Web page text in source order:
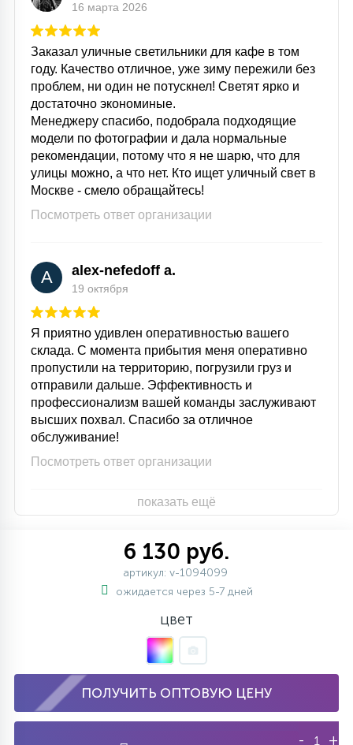
16 марта 2026
Заказал уличные светильники для кафе в том
году. Качество отличное, уже зиму пережили без
проблем, ни один не потускнел! Светят ярко и
достаточно экономиные.
Менеджеру спасибо, подобрала подходящие
модели по фотографии и дала нормальные
рекомендации, потому что я не шарю, что для
улицы можно, а что нет. Кто ищет уличный свет в
Москве - смело обращайтесь!
Посмотреть ответ организации
A alex-nefedoff a.
19 октября
Я приятно удивлен оперативностью вашего
склада. С момента прибытия меня оперативно
пропустили на территорию, погрузили груз и
отправили дальше. Эффективность и
профессионализм вашей команды заслуживают
высших похвал. Спасибо за отличное
обслуживание!
Посмотреть ответ организации
показать ещё
6 130 руб.
артикул: v-1094099
ожидается через 5-7 дней
цвет
ПОЛУЧИТЬ ОПТОВУЮ ЦЕНУ
- +